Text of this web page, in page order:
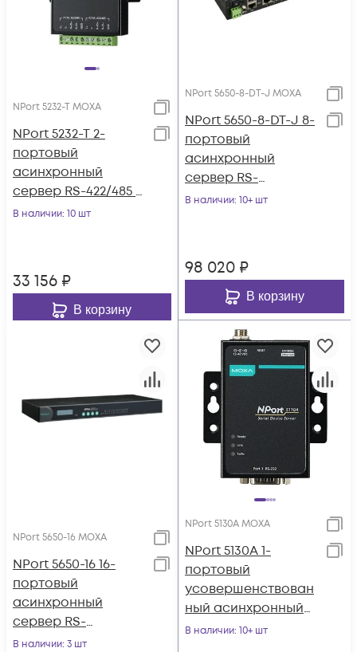
NPort 5232-T MOXA
NPort 5232-T 2-
портовый
асинхронный
сервер RS-422/485 в
Ethernet с
В наличии: 10 шт
33 156 ₽
В корзину
NPort 5650-8-DT-J MOXA
NPort 5650-8-DT-J 8-
портовый
асинхронный
сервер RS-
232/422/485 в
разъёмами RJ45
В наличии: 10+ шт
98 020 ₽
В корзину
NPort 5650-16 MOXA
NPort 5650-16 16-
портовый
асинхронный
сервер RS-
232/422/485 в
В наличии: 3 шт
NPort 5130A MOXA
NPort 5130A 1-
портовый
усовершенствован
ный асинхронный
сервер RS-422/485 в
В наличии: 10+ шт